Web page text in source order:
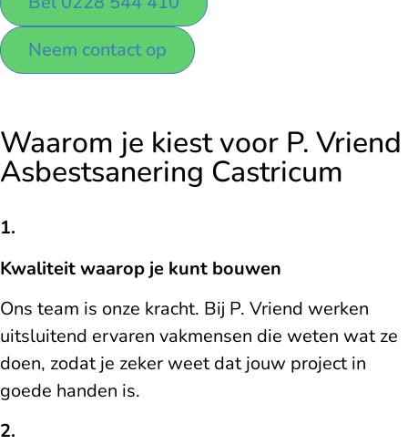
Neem contact op
Waarom je kiest voor P. Vriend
Asbestsanering Castricum
1.
Kwaliteit waarop je kunt bouwen
Ons team is onze kracht. Bij P. Vriend werken
uitsluitend ervaren vakmensen die weten wat ze
doen, zodat je zeker weet dat jouw project in
goede handen is.
2.